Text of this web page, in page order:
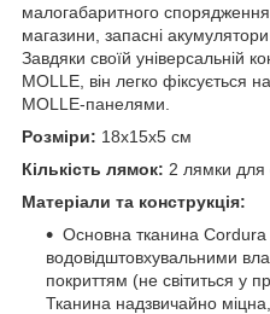
малогабаритного
магазини, запасні
Завдяки своїй універсальній
MOLLE, він легко фіксується
MOLLE-панелями.
Розміри: 18х15х5 см
Кількість лямок: 2 лямки для
Матеріали та конструкція:
Основна тканина
водовідштовхувальними
покриттям (не світиться у
Тканина надзвичайно